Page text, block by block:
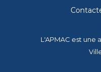
L'APMAC est une